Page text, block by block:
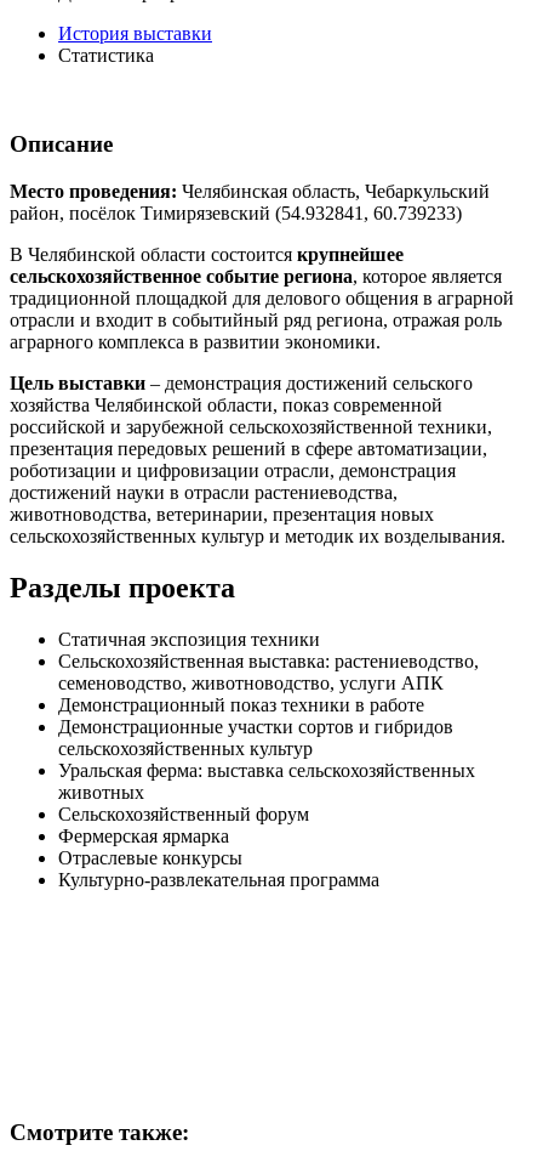
История выставки
Статистика
Описание
Место проведения: Челябинская область, Чебаркульский
район, посёлок Тимирязевский (54.932841, 60.739233)
В Челябинской области состоится крупнейшее
сельскохозяйственное событие региона, которое является
традиционной площадкой для делового общения в аграрной
отрасли и входит в событийный ряд региона, отражая роль
аграрного комплекса в развитии экономики.
Цель выставки – демонстрация достижений сельского
хозяйства Челябинской области, показ современной
российской и зарубежной сельскохозяйственной техники,
презентация передовых решений в сфере автоматизации,
роботизации и цифровизации отрасли, демонстрация
достижений науки в отрасли растениеводства,
животноводства, ветеринарии, презентация новых
сельскохозяйственных культур и методик их возделывания.
Разделы проекта
Статичная экспозиция техники
Сельскохозяйственная выставка: растениеводство,
семеноводство, животноводство, услуги АПК
Демонстрационный показ техники в работе
Демонстрационные участки сортов и гибридов
сельскохозяйственных культур
Уральская ферма: выставка сельскохозяйственных
животных
Сельскохозяйственный форум
Фермерская ярмарка
Отраслевые конкурсы
Культурно-развлекательная программа
Смотрите также: